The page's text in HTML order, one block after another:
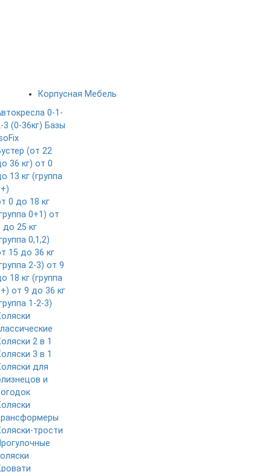
Корпусная Мебель
0-1-
3 (0-36кг) Базы
(от 22
36 кг) от 0
13 кг (группа
0 до 18 кг
0+1) от
до 25 кг
0,1,2)
15 до 36 кг
2-3) от 9
18 кг (группа
от 9 до 36 кг
1-2-3)
2 в 1
3 в 1
для
и
трости